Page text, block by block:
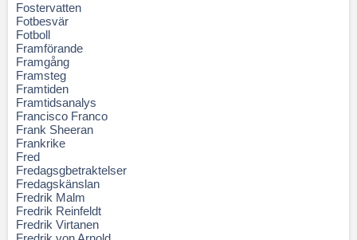
Fostervatten
Fotbesvär
Fotboll
Framförande
Framgång
Framsteg
Framtiden
Framtidsanalys
Francisco Franco
Frank Sheeran
Frankrike
Fred
Fredagsgbetraktelser
Fredagskänslan
Fredrik Malm
Fredrik Reinfeldt
Fredrik Virtanen